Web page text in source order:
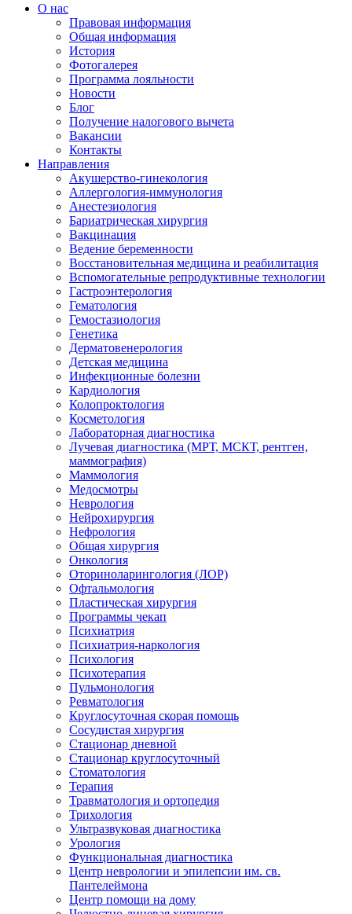
О нас
Правовая информация
Общая информация
История
Фотогалерея
Программа лояльности
Новости
Блог
Получение налогового вычета
Вакансии
Контакты
Направления
Акушерство-гинекология
Аллергология-иммунология
Анестезиология
Бариатрическая хирургия
Вакцинация
Ведение беременности
Восстановительная медицина и реабилитация
Вспомогательные репродуктивные технологии
Гастроэнтерология
Гематология
Гемостазиология
Генетика
Дерматовенерология
Детская медицина
Инфекционные болезни
Кардиология
Колопроктология
Косметология
Лабораторная диагностика
Лучевая диагностика (МРТ, МСКТ, рентген,
маммография)
Маммология
Медосмотры
Неврология
Нейрохирургия
Нефрология
Общая хирургия
Онкология
Оториноларингология (ЛОР)
Офтальмология
Пластическая хирургия
Программы чекап
Психиатрия
Психиатрия-наркология
Психология
Психотерапия
Пульмонология
Ревматология
Круглосуточная скорая помощь
Сосудистая хирургия
Стационар дневной
Стационар круглосуточный
Стоматология
Терапия
Травматология и ортопедия
Трихология
Ультразвуковая диагностика
Урология
Функциональная диагностика
Центр неврологии и эпилепсии им. св.
Пантелеймона
Центр помощи на дому